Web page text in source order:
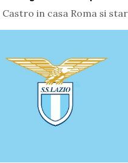
in casa Roma si